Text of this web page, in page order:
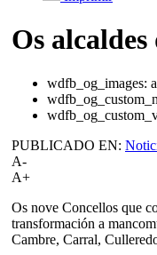
Os
wdfb_og_images:
PUBLICADO EN:
A-
A+
Os nove Concellos que
transformación a
Cambre, Carral,